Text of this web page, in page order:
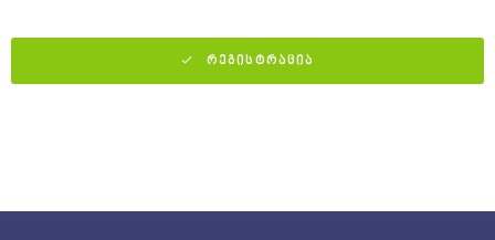
ᲠᲔᲒᲘᲡᲢᲠᲐᲪᲘᲐ